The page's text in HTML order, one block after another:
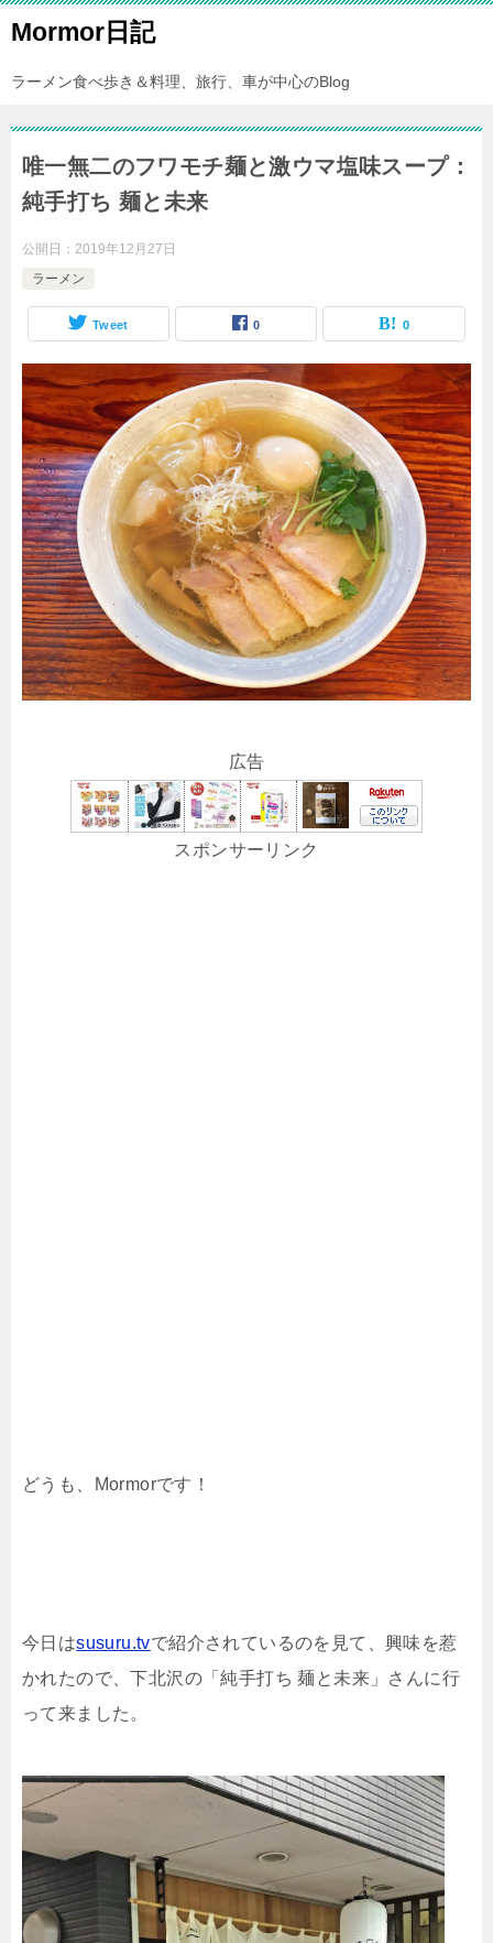
Mormor日記
ラーメン食べ歩き＆料理、旅行、車が中心のBlog
唯一無二のフワモチ麺と激ウマ塩味スープ：
純手打ち 麺と未来
公開日： 2019年12月27日
ラーメン
Tweet 0 0
広告
スポンサーリンク
どうも、Mormorです！
今日はsusuru.tvで紹介されているのを見て、興味を惹
かれたので、下北沢の「純手打ち 麺と未来」さんに行
って来ました。